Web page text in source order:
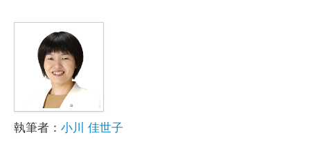
執筆者： 小川 佳世子